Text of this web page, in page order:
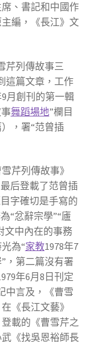
、書記和中國作
編，《長江》文
芹列傳故事三
這篇文章，工作
月創刊的第一輯
舞蹈場地”欄目
，署“范曾插
芹列傳故事》
后登載了范曾插
字確切是手寫的
“忿辭宗學”“廬
文中內在的事務
為“家教1978年7
，第二篇沒有署
年6月8日刊定
中言及，《曹雪
《長江文藝》
載的《曹雪芹之
《找吳恩裕師長